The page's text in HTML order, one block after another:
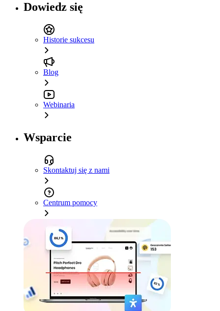
Dowiedz się
Historie sukcesu
Blog
Webinaria
Wsparcie
Skontaktuj się z nami
Centrum pomocy